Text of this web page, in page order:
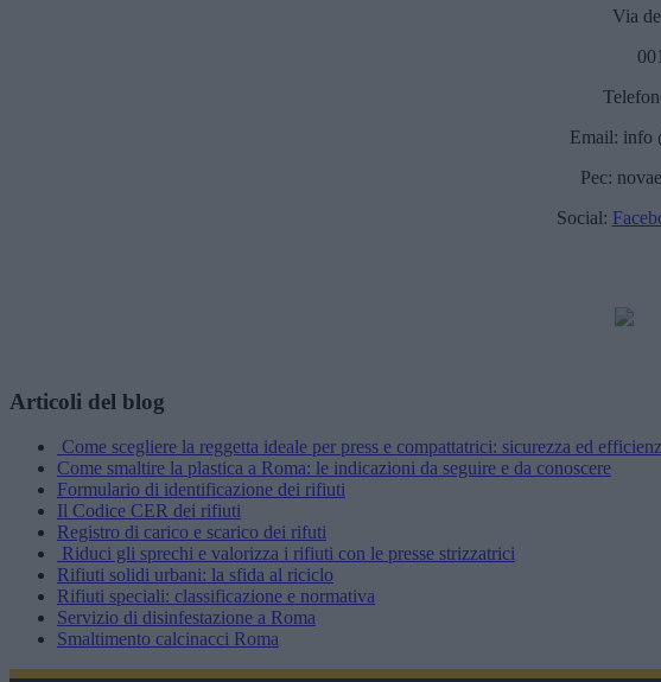
Via
Email: info
Pec:
Social:
Articoli del blog
Come scegliere la reggetta ideale per press e compattatrici: sicurezza ed
Come smaltire la plastica a Roma: le indicazioni da seguire e da conoscere
Formulario di identificazione dei rifiuti
Il Codice CER dei rifiuti
Registro di carico e scarico dei rifuti
Riduci gli sprechi e valorizza i rifiuti con le presse strizzatrici
Rifiuti solidi urbani: la sfida al riciclo
Rifiuti speciali: classificazione e normativa
Servizio di disinfestazione a Roma
Smaltimento calcinacci Roma